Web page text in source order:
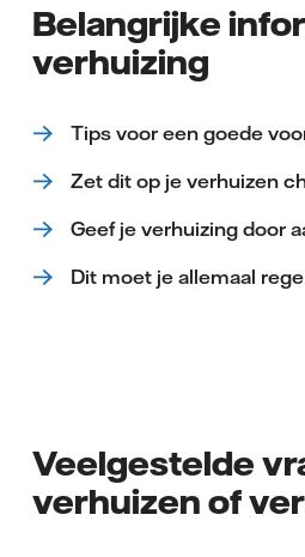
Belangrijke
verhuizing
Tips voor een goede
Zet dit op je verhuizen
Geef je verhuizing door
Dit moet je allemaal
Veelgestelde
verhuizen of